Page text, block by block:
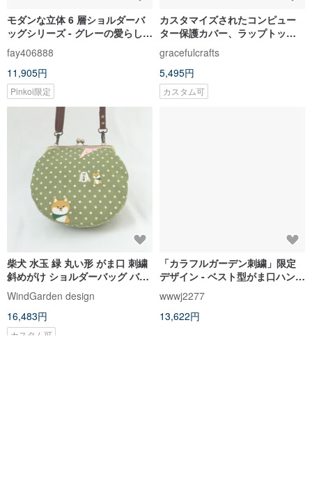
モダンな立体 6 層ショルダーバ
ッグシリーズ - グレーの愛らしい
モノトーン犬柄
fay406888
11,905円
Pinkoi限定
カスタマイズされたコンピュー
ター保護カバー、ラップトップ
バッグ、コンピューターバッ
グ、タブレットカバー（M-105）
ブルー鳥
gracefulcrafts
5,495円
カスタム可
柴犬 水玉 緑 丸い形 がま口 刺繍
斜めがけ ショルダーバッグ バッ
クパック 可愛い 森ガール レディ
ースバッグ
WindGarden design
16,483円
カスタム可
「カラフルガーデン刺繍」限定
デザイン - ベスト型がま口ハンド
バッグ、斜め掛け可能
wwwj2277
13,622円